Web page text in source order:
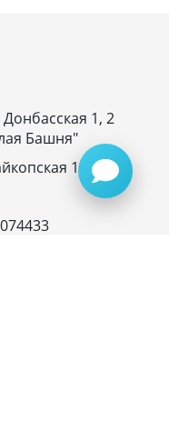
Донбасская 1, 2
Башня"
10